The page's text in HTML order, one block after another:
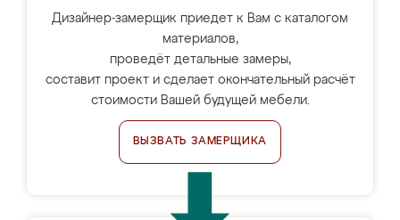
Дизайнер-замерщик приедет к Вам с каталогом
материалов,
проведёт детальные замеры,
составит проект и сделает окончательный расчёт
стоимости Вашей будущей мебели.
ВЫЗВАТЬ ЗАМЕРЩИКА